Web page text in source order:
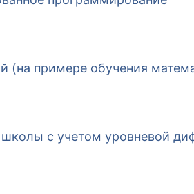
примере обучения
с учетом уровневой